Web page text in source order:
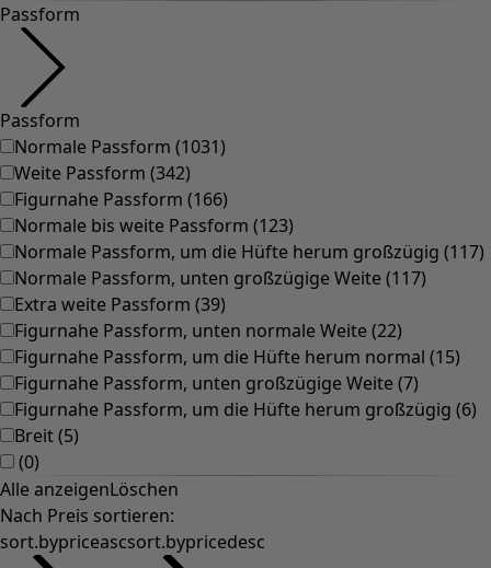
Passform
Passform
Normale Passform (1031)
Weite Passform (342)
Figurnahe Passform (166)
Normale bis weite Passform (123)
Normale Passform, um die Hüfte herum großzügig (117)
Normale Passform, unten großzügige Weite (117)
Extra weite Passform (39)
Figurnahe Passform, unten normale Weite (22)
Figurnahe Passform, um die Hüfte herum normal (15)
Figurnahe Passform, unten großzügige Weite (7)
Figurnahe Passform, um die Hüfte herum großzügig (6)
Breit(5)
(0)
Alle anzeigenLöschen
Nach Preis sortieren:
sort.bypriceascsort.bypricedesc